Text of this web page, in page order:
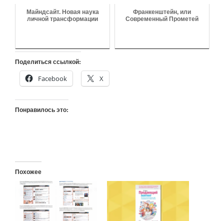
Майндсайт. Новая наука
личной трансформации
Франкенштейн, или
Современный Прометей
Поделиться ссылкой:
Facebook
X
Понравилось это:
Похожее